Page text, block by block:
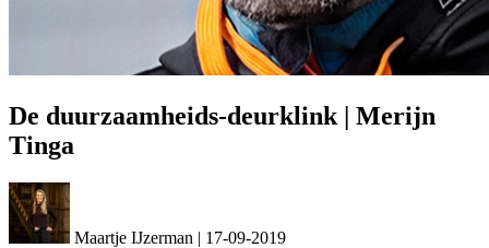
De duurzaamheids-deurklink | Merijn
Tinga
Maartje IJzerman | 17-09-2019